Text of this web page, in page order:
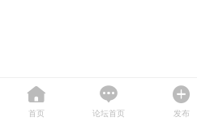
首页 论坛首页 发布